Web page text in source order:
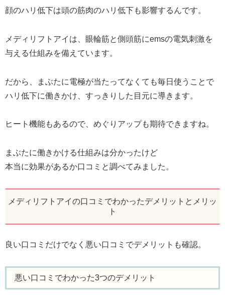
顔のハリ低下は頭の筋肉のハリ低下も影響するんです。
メディリフトアイは、眼輪筋と側頭筋にemsの電気刺激を
与える仕組みを備えています。
だから、まぶたに電極が当たってなくても毎日使うことで
ハリ低下に働きかけ、すっきりした目元に導きます。
ヒート機能もあるので、めぐりアップも期待できますね。
まぶたに働きかける仕組みは分かったけど
本当に効果があるか口コミと調べてみました。
メディリフトアイの口コミでわかったデメリットとメリッ
ト
良い口コミだけでなく悪い口コミでデメリットも確認。
悪い口コミでわかった3つのデメリット